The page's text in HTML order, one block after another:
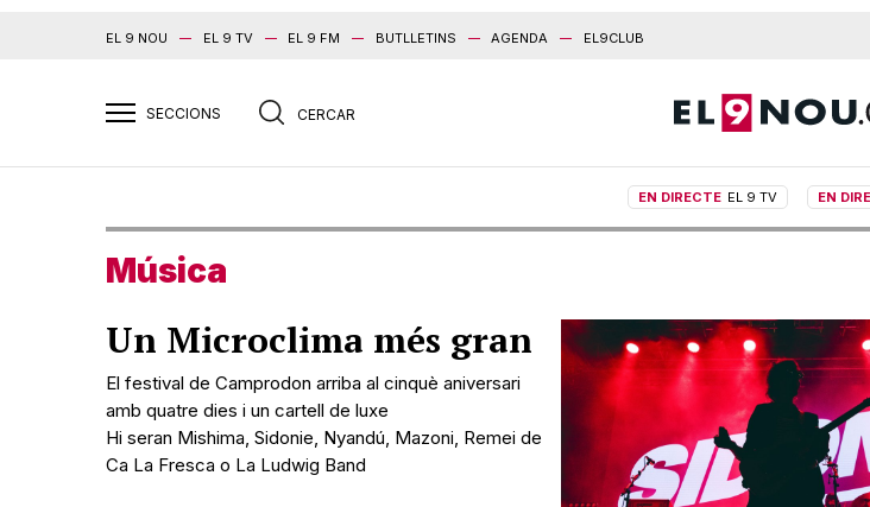
EL 9 NOU EL 9 TV EL 9 FM BUTLLETINS AGENDA EL9CLUB
EN DIRECTE EL 9 TV EN
Música
Un Microclima més gran
El festival de Camprodon arriba al cinquè aniversari
amb quatre dies i un cartell de luxe
Hi seran Mishima, Sidonie, Nyandú, Mazoni, Remei de
Ca La Fresca o La Ludwig Band